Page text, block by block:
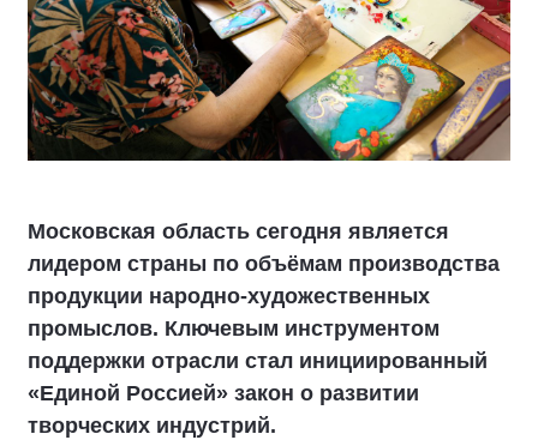
Московская область сегодня является
лидером страны по объёмам производства
продукции народно-художественных
промыслов. Ключевым инструментом
поддержки отрасли стал инициированный
«Единой Россией» закон о развитии
творческих индустрий.